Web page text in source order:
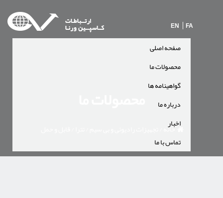
FA
EN
صفحه اصلی
محصولات ما
گواهینامه ها
درباره ما
اخبار
تماس با ما
خانه